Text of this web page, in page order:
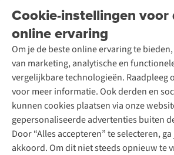
Cookie-instellingen voor
online ervaring
Om je de beste online ervaring te
van marketing, analytische en
vergelijkbare technologieën. Raadpleeg
voor meer informatie. Ook derden en
kunnen cookies plaatsen via onze
gepersonaliseerde advertenties buiten
Door “Alles accepteren” te selecteren,
akkoord. Om dit niet steeds opnieuw te
Garantie
Contact
Onze winkels
Over A.S.Adventure
Toegankelijkheidsverklaring
Ski-onderhoud
Wasservice
Schoenonderhoud
Schoenherstelling
Kledingherstelling
Retouches
Voor bedrijven
A.S.Magazine
Podcast
Explore Academy
Explore Camp
Gear Check
Inspiratie & advies
Meld je aan voor de nieuwsbrief
Follow us